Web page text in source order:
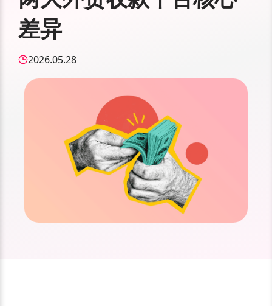
差异
2026.05.28